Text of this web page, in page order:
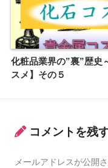
化粧品業界の”裏”歴史
スメ】その５
コメントを残
メールアドレスが公開